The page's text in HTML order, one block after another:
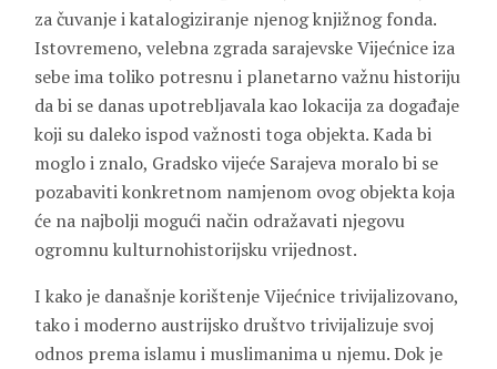
za čuvanje i katalogiziranje njenog knjižnog fonda.
Istovremeno, velebna zgrada sarajevske Vijećnice iza
sebe ima toliko potresnu i planetarno važnu historiju
da bi se danas upotrebljavala kao lokacija za događaje
koji su daleko ispod važnosti toga objekta. Kada bi
moglo i znalo, Gradsko vijeće Sarajeva moralo bi se
pozabaviti konkretnom namjenom ovog objekta koja
će na najbolji mogući način odražavati njegovu
ogromnu kulturnohistorijsku vrijednost.
I kako je današnje korištenje Vijećnice trivijalizovano,
tako i moderno austrijsko društvo trivijalizuje svoj
odnos prema islamu i muslimanima u njemu. Dok je